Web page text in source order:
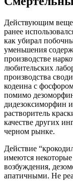
Действующим
ранее
как убирал
уменьшения
производстве
любительских
производства
кодеина с
помимо
дидезоксиморфин
растворитель
качестве других
черном рынке.
Действие
имеются
возбуждения,
апатичными. Не